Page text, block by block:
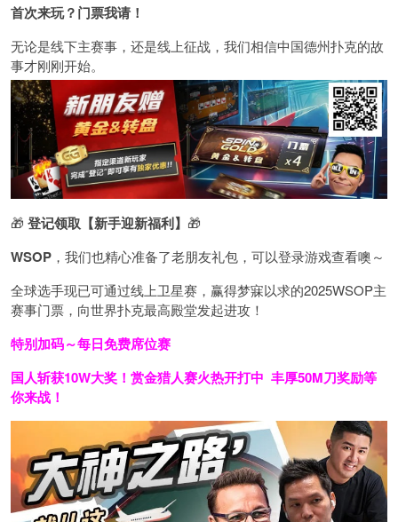
首次来玩？门票我请！
无论是线下主赛事，还是线上征战，我们相信中国德州扑克的故
事才刚刚开始。
🎁 登记领取【新手迎新福利】 🎁
WSOP ，我们也精心准备了老朋友礼包，可以登录游戏查看噢～
全球选手现已可通过线上卫星赛，赢得梦寐以求的2025WSOP主
赛事门票，向世界扑克最高殿堂发起进攻！
特别加码～每日免费席位赛
国人斩获10W大奖！ 赏金猎人赛火热开打中 丰厚50M刀奖励等
你来战！